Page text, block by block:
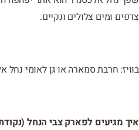
צדפים ומים צלולים ונקיים.
בוויז: חרבת סמארה או גן לאומי נחל
איך מגיעים לפארק צבי הנחל